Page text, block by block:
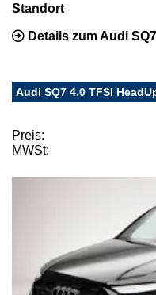
Standort
Details zum Audi
Audi SQ7 4.0 TFSI
Preis:
MWSt: